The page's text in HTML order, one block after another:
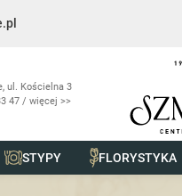
ul. Kościelna 3
47 / więcej >>
STYPY FLORYSTYKA